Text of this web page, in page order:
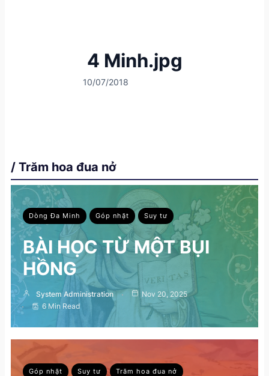
4 Minh.jpg
10/07/2018
/ Trăm hoa đua nở
Dòng Đa Minh Góp nhặt Suy tư
BÀI HỌC TỪ MỘT BỤI
HỒNG
System Administration
Nov 20, 2025
6 Min Read
Góp nhặt Suy tư Trăm hoa đua nở